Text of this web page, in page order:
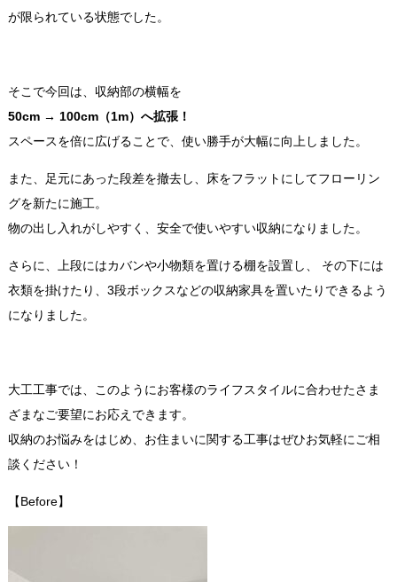
が限られている状態でした。
そこで今回は、収納部の横幅を
50cm → 100cm（1m）へ拡張！
スペースを倍に広げることで、使い勝手が大幅に向上しました。
また、足元にあった段差を撤去し、床をフラットにしてフローリン
グを新たに施工。
物の出し入れがしやすく、安全で使いやすい収納になりました。
さらに、上段にはカバンや小物類を置ける棚を設置し、 その下には
衣類を掛けたり、3段ボックスなどの収納家具を置いたりできるよう
になりました。
大工工事では、このようにお客様のライフスタイルに合わせたさま
ざまなご要望にお応えできます。
収納のお悩みをはじめ、お住まいに関する工事はぜひお気軽にご相
談ください！
【Before】